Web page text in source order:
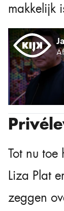
makkelijk
Tot nu toe
Liza Plat
zeggen